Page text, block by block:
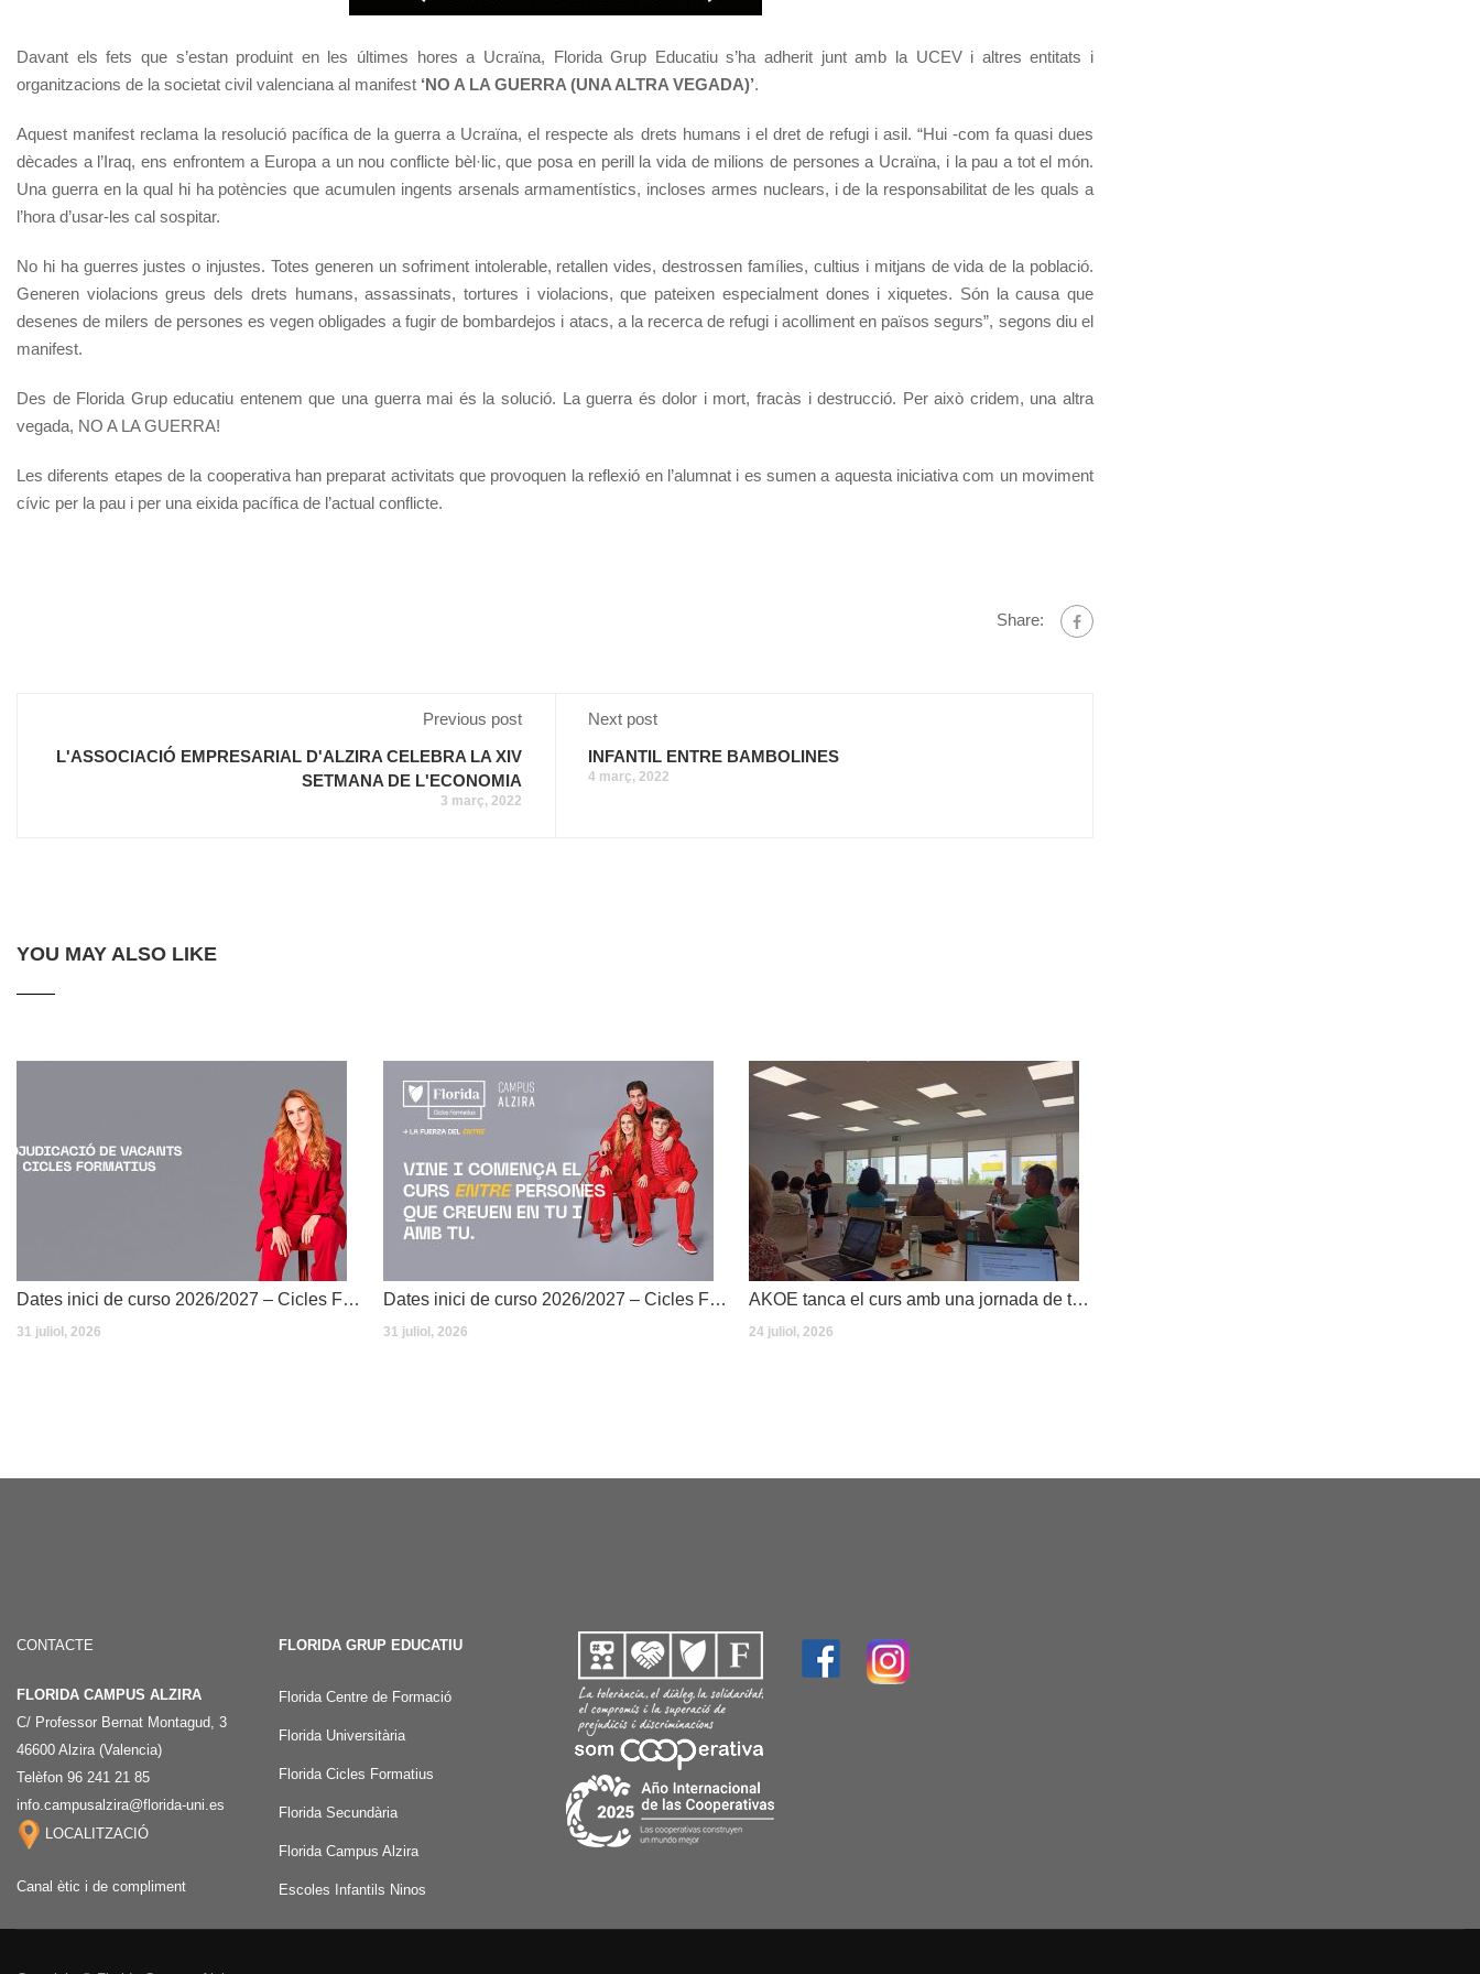
Davant els fets que s’estan produint en les últimes hores a Ucraïna, Florida Grup Educatiu s’ha adherit junt amb la UCEV i altres entitats i
organitzacions de la societat civil valenciana al manifest ‘NO A LA GUERRA (UNA ALTRA VEGADA)’.
Aquest manifest reclama la resolució pacífica de la guerra a Ucraïna, el respecte als drets humans i el dret de refugi i asil. “Hui -com fa quasi dues
dècades a l’Iraq, ens enfrontem a Europa a un nou conflicte bèl·lic, que posa en perill la vida de milions de persones a Ucraïna, i la pau a tot el món.
Una guerra en la qual hi ha potències que acumulen ingents arsenals armamentístics, incloses armes nuclears, i de la responsabilitat de les quals a
l’hora d’usar-les cal sospitar.
No hi ha guerres justes o injustes. Totes generen un sofriment intolerable, retallen vides, destrossen famílies, cultius i mitjans de vida de la població.
Generen violacions greus dels drets humans, assassinats, tortures i violacions, que pateixen especialment dones i xiquetes. Són la causa que
desenes de milers de persones es vegen obligades a fugir de bombardejos i atacs, a la recerca de refugi i acolliment en països segurs”, segons diu el
manifest.
Des de Florida Grup educatiu entenem que una guerra mai és la solució. La guerra és dolor i mort, fracàs i destrucció. Per això cridem, una altra
vegada, NO A LA GUERRA!
Les diferents etapes de la cooperativa han preparat activitats que provoquen la reflexió en l’alumnat i es sumen a aquesta iniciativa com un moviment
cívic per la pau i per una eixida pacífica de l’actual conflicte.
Share:
Previous post
L'ASSOCIACIÓ EMPRESARIAL D'ALZIRA CELEBRA LA XIV
SETMANA DE L'ECONOMIA
3 març, 2022
Next post
INFANTIL ENTRE BAMBOLINES
4 març, 2022
YOU MAY ALSO LIKE
Dates inici de curso 2026/2027 – Cicles Formatius
31 juliol, 2026
Dates inici de curso 2026/2027 – Cicles Formatius
31 juliol, 2026
AKOE tanca el curs amb una jornada de treball compartit i dona la benvinguda a una nova cooperativa
24 juliol, 2026
CONTACTE
FLORIDA CAMPUS ALZIRA
C/ Professor Bernat Montagud, 3
46600 Alzira (Valencia)
Telèfon 96 241 21 85
info.campusalzira@florida-uni.es
LOCALITZACIÓ
Canal ètic i de compliment
FLORIDA GRUP EDUCATIU
Florida Centre de Formació
Florida Universitària
Florida Cicles Formatius
Florida Secundària
Florida Campus Alzira
Escoles Infantils Ninos